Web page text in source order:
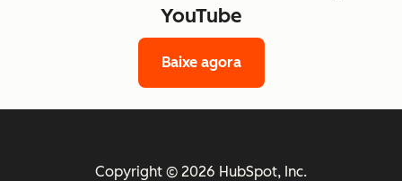
YouTube
Baixe agora
Copyright © 2026 HubSpot, Inc.